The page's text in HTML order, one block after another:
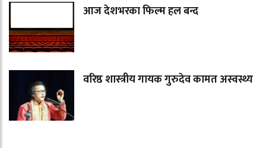
आज देशभरका फिल्म हल बन्द
वरिष्ठ शास्त्रीय गायक गुरुदेव कामत अस्वस्थ्य